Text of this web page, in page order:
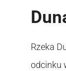
Rzeka
odcinku